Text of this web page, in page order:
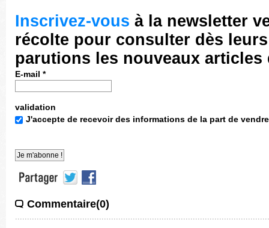
Inscrivez-vous à la newsletter
récolte pour consulter dès leurs
parutions les nouveaux articles
E-mail *
validation
J'accepte de recevoir des informations de la part de
Commentaire(0)